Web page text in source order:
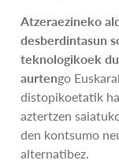
Atzeraezineko
desberdintasun
teknologikoek
aurtengo
distopikoetatik
aztertzen
den kontsumo
alternatibez.